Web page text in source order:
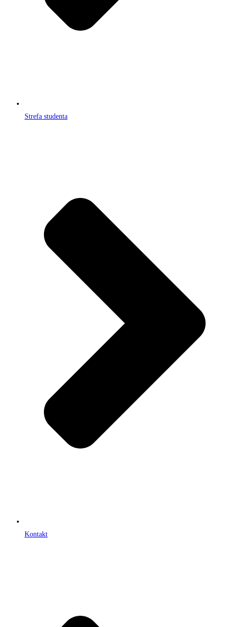
Strefa studenta
Kontakt